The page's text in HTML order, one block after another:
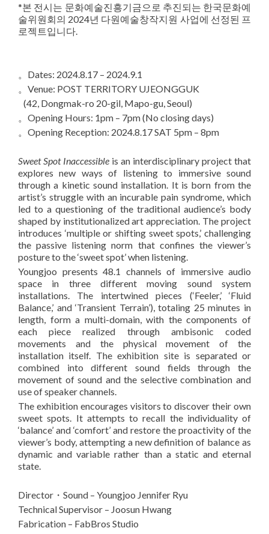
*본 전시는 문화예술진흥기금으로 추진되는 한국문화예
술위원회의 2024년 다원예술창작지원 사업에 선정된 프
로젝트입니다.
。Dates: 2024.8.17 – 2024.9.1
。Venue: POST TERRITORY UJEONGGUK
(42, Dongmak-ro 20-gil, Mapo-gu, Seoul)
。Opening Hours: 1pm – 7pm (No closing days)
。Opening Reception: 2024.8.17 SAT 5pm – 8pm
Sweet Spot Inaccessible is an interdisciplinary project that
explores new ways of listening to immersive sound
through a kinetic sound installation. It is born from the
artist’s struggle with an incurable pain syndrome, which
led to a questioning of the traditional audience’s body
shaped by institutionalized art appreciation. The project
introduces ‘multiple or shifting sweet spots,’ challenging
the passive listening norm that confines the viewer’s
posture to the ‘sweet spot’ when listening.
Youngjoo presents 48.1 channels of immersive audio
space in three different moving sound system
installations. The intertwined pieces (‘Feeler,’ ‘Fluid
Balance,’ and ‘Transient Terrain’), totaling 25 minutes in
length, form a multi-domain, with the components of
each piece realized through ambisonic coded
movements and the physical movement of the
installation itself. The exhibition site is separated or
combined into different sound fields through the
movement of sound and the selective combination and
use of speaker channels.
The exhibition encourages visitors to discover their own
sweet spots. It attempts to recall the individuality of
‘balance’ and ‘comfort’ and restore the proactivity of the
viewer’s body, attempting a new definition of balance as
dynamic and variable rather than a static and eternal
state.
Director・Sound – Youngjoo Jennifer Ryu
Technical Supervisor – Joosun Hwang
Fabrication – FabBros Studio